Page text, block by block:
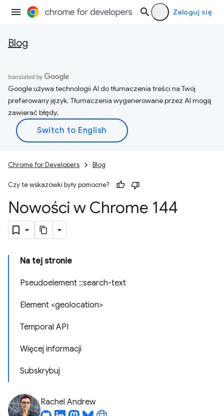
Zaloguj się
Blog
Google używa technologii AI do tłumaczenia treści na Twój
preferowany język. Tłumaczenia wygenerowane przez AI mogą
zawierać błędy.
Chrome for Developers Blog
Czy te wskazówki były pomocne?
Nowości w Chrome 144
Na tej stronie
Pseudoelement ::search-text
Element <geolocation>
Temporal API
Więcej informacji
Subskrybuj
Rachel Andrew